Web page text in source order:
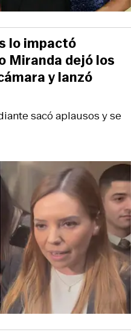
sacó aplausos y se
lo impactó
Miranda dejó los
y lanzó